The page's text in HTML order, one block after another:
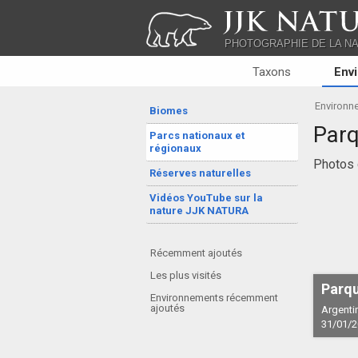
JJK
PHOTOGRAPHIE DE LA
Taxons
Biomes
Parcs nationaux et
régionaux
Réserves naturelles
Vidéos YouTube sur la
nature JJK NATURA
Récemment ajoutés
Les plus visités
Environnements récemment
ajoutés
Photos
31/01/